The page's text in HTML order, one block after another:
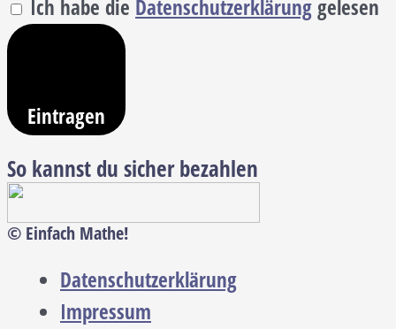
Ich habe die Datenschutzerklärung gelesen
Eintragen
So kannst du sicher bezahlen
© Einfach Mathe!
Datenschutzerklärung
Impressum